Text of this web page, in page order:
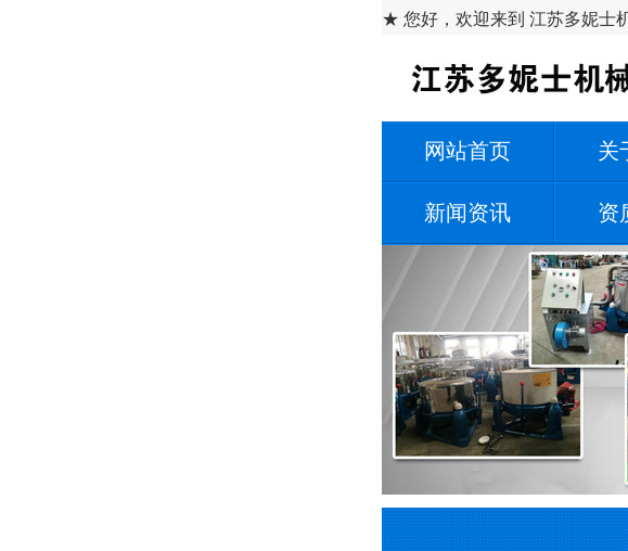
★ 您好，欢迎来到 江苏多妮士
网站首页 关
新闻资讯 资